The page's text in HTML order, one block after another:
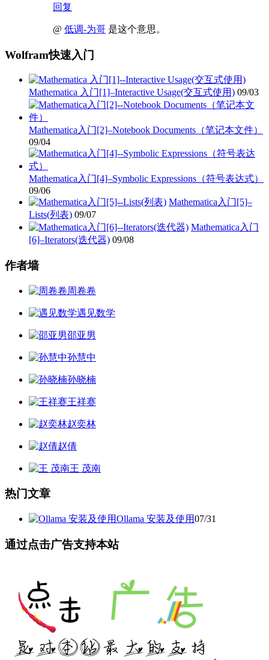
回复
@ 低调-为哥 是这个意思。
Wolfram快速入门
Mathematica 入门[1]–Interactive Usage(交互式使用) 09/03
Mathematica入门[2]–Notebook Documents（笔记本文件）
09/04
Mathematica入门[4]–Symbolic Expressions（符号表达式）
09/06
Mathematica入门[5]–
Lists(列表) 09/07
Mathematica入门
[6]–Iterators(迭代器) 09/08
作者墙
周卷卷
遇见数学
邵亚男
孙慧中
孙晓楠
王祥赛
赵奕林
赵倩
王 茂南
热门文章
Ollama 安装及使用07/31
通过点击广告支持本站